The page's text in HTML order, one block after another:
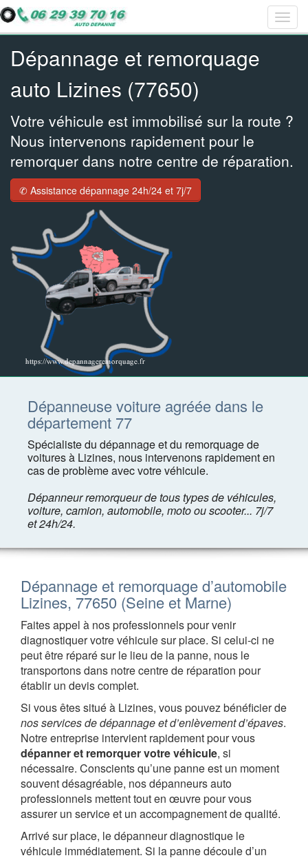
Bar
Bar
Bar
Dépannage et remorquage
auto Lizines (77650)
Votre véhicule est immobilisé sur la route ?
Nous intervenons rapidement pour le
remorquer dans notre centre de réparation.
✆ Assistance dépannage 24h/24 et 7j/7
Dépanneuse voiture agréée dans le
département 77
Spécialiste du dépannage et du remorquage de
voitures à Lizines, nous intervenons rapidement en
cas de problème avec votre véhicule.
Dépanneur remorqueur de tous types de véhicules,
voiture, camion, automobile, moto ou scooter... 7j/7
et 24h/24.
Dépannage et remorquage d’automobile
Lizines, 77650 (Seine et Marne)
Faites appel à nos professionnels pour venir
diagnostiquer votre véhicule sur place. Si celui-ci ne
peut être réparé sur le lieu de la panne, nous le
transportons dans notre centre de réparation pour
établir un devis complet.
Si vous êtes situé à Lizines, vous pouvez bénéficier de
nos services de dépannage et d’enlèvement d’épaves.
Notre entreprise intervient rapidement pour vous
dépanner et remorquer votre véhicule, si
nécessaire. Conscients qu’une panne est un moment
souvent désagréable, nos dépanneurs auto
professionnels mettent tout en œuvre pour vous
assurer un service et un accompagnement de qualité.
Arrivé sur place, le dépanneur diagnostique le
véhicule immédiatement. Si la panne découle d’un